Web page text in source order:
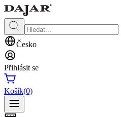
Česko
Přihlásit se
Košík(0)